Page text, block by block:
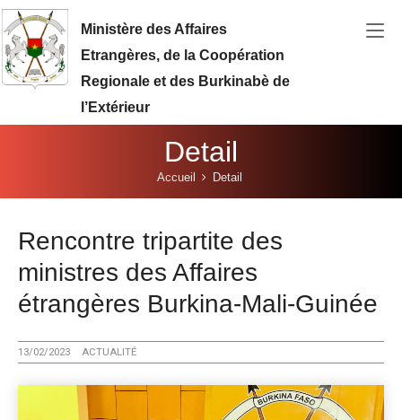
Aller au contenu principal
Ministère des Affaires
Etrangères, de la Coopération
Regionale et des Burkinabè de
l’Extérieur
Detail
Accueil Detail
Rencontre tripartite des
ministres des Affaires
étrangères Burkina-Mali-Guinée
13/02/2023 ACTUALITÉ